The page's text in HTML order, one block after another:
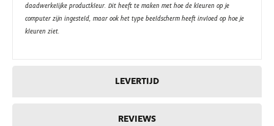
LEVERTIJD
REVIEWS
daadwerkelijke productkleur. Dit heeft te maken met hoe de kleuren op je
computer zijn ingesteld, maar ook het type beeldscherm heeft invloed op hoe je
kleuren ziet.